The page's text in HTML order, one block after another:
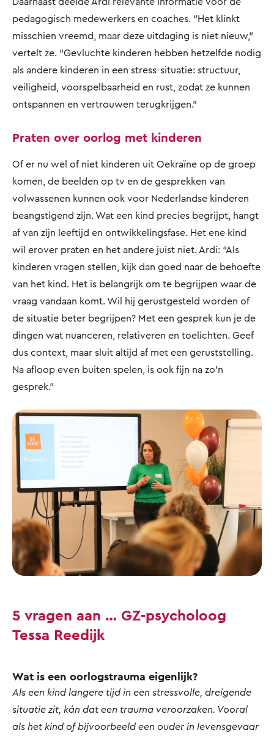
pedagogisch medewerkers en coaches. “Het klinkt
misschien vreemd, maar deze uitdaging is niet nieuw,”
vertelt ze. “Gevluchte kinderen hebben hetzelfde nodig
als andere kinderen in een stress-situatie: structuur,
veiligheid, voorspelbaarheid en rust, zodat ze kunnen
ontspannen en vertrouwen terugkrijgen.”
Praten over oorlog met kinderen
Of er nu wel of niet kinderen uit Oekraïne op de groep
komen, de beelden op tv en de gesprekken van
volwassenen kunnen ook voor Nederlandse kinderen
beangstigend zijn. Wat een kind precies begrijpt, hangt
af van zijn leeftijd en ontwikkelingsfase. Het ene kind
wil erover praten en het andere juist niet. Ardi: “Als
kinderen vragen stellen, kijk dan goed naar de behoefte
van het kind. Het is belangrijk om te begrijpen waar de
vraag vandaan komt. Wil hij gerustgesteld worden of
de situatie beter begrijpen? Met een gesprek kun je de
dingen wat nuanceren, relativeren en toelichten. Geef
dus context, maar sluit altijd af met een geruststelling.
Na afloop even buiten spelen, is ook fijn na zo’n
gesprek.”
5 vragen aan … GZ-psycholoog
Tessa Reedijk
Wat is een oorlogstrauma eigenlijk?
Als een kind langere tijd in een stressvolle, dreigende
situatie zit, kán dat een trauma veroorzaken. Vooral
als het kind of bijvoorbeeld een ouder in levensgevaar